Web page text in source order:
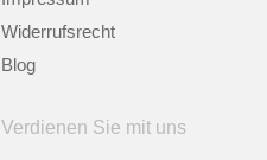
Widerrufsrecht
Blog
Verdienen Sie mit uns